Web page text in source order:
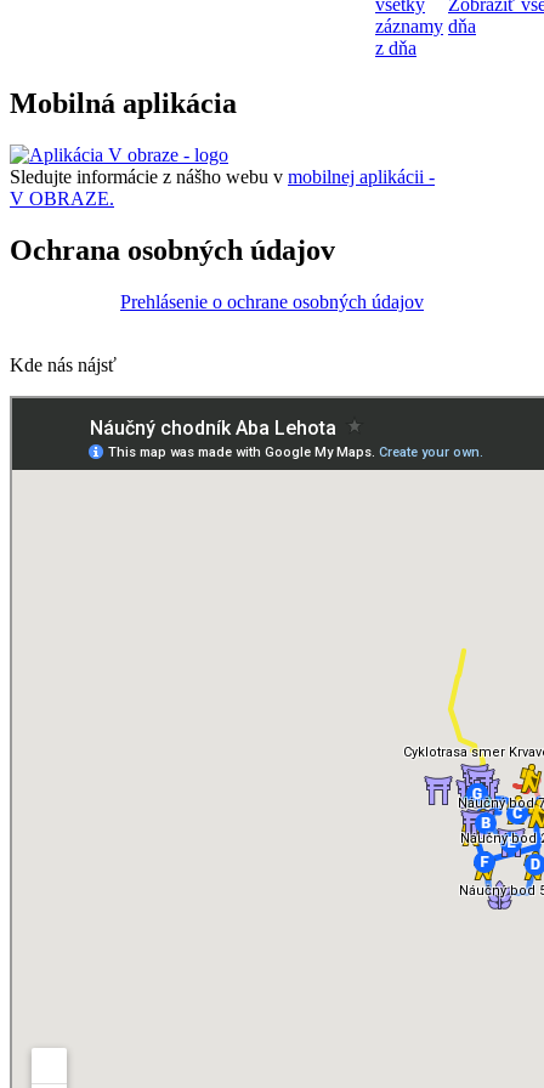
všetky
záznamy
z dňa
Zobraziť
dňa
Mobilná aplikácia
Sledujte informácie z nášho webu v mobilnej aplikácii -
V OBRAZE.
Ochrana osobných údajov
Prehlásenie o ochrane osobných údajov
Kde nás nájsť